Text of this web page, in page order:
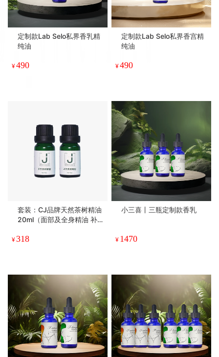
定制款Lab Selo私界香乳精
纯油
¥490
定制款Lab Selo私界香宫精
纯油
¥490
套装：CJ品牌天然茶树精油
20ml（面部及全身精油 补
¥318
小三喜丨三瓶定制款香乳
¥ 1470